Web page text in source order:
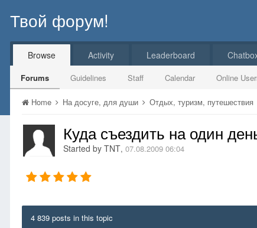
Твой форум!
Browse
Forums Guidelines Staff Calendar Online
Activity Leaderboard
Home На досуге, для души Отдых, туризм, путешествия
Куда съездить на один
Started by TNT, 07.08.2009 06:04
4 839 posts in this topic